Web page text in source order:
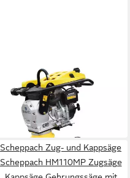
Vibrationsstampfer V-90G
1.099,00 € UVP 1.249,00 €
in 2-3 Werktagen bei dir
Scheppach Zug- und Kappsäge
Scheppach HM110MP Zugsäge